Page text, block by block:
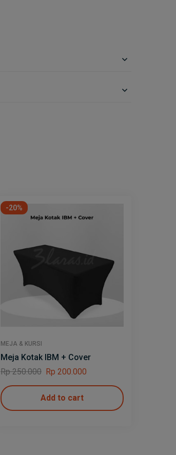
-20%
MEJA & KURSI
Meja Kotak IBM + Cover
Rp250.000 Rp 200.000
Add to cart